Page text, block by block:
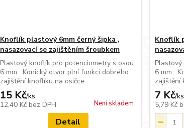
Knoflík plastový 6mm černý šipka ,
nasazovací se zajištěním šroubkem
Plastový knoflík pro potenciometry s osou
6 mm . Konický otvor plní funkci dobrého
zajištění knoflíku na osičce.
15 Kč/ks
12,40 Kč bez DPH Není skladem
Detail
Knoflík
6 mm .
zajištění
7 Kč/ks
5,79 Kč